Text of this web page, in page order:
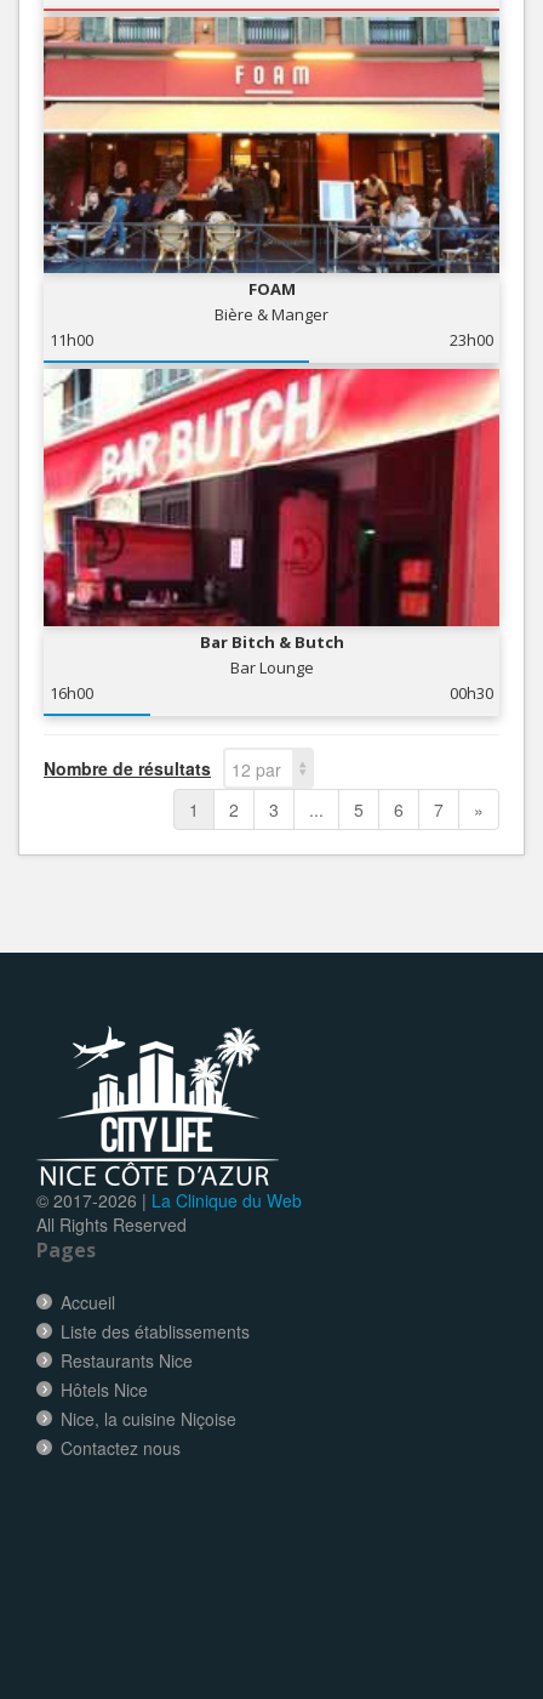
FOAM
Bière & Manger
11h00
23h00
Bar Bitch & Butch
Bar Lounge
16h00
00h30
Nombre de résultats
12 par
page
1 2 3 ... 5 6 7 »
© 2017-2026 | La Clinique du Web
All Rights Reserved
Pages
Accueil
Liste des établissements
Restaurants Nice
Hôtels Nice
Nice, la cuisine Niçoise
Contactez nous